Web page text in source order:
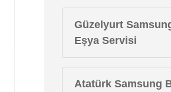
Güzelyurt
Eşya Servisi
Atatürk Samsung